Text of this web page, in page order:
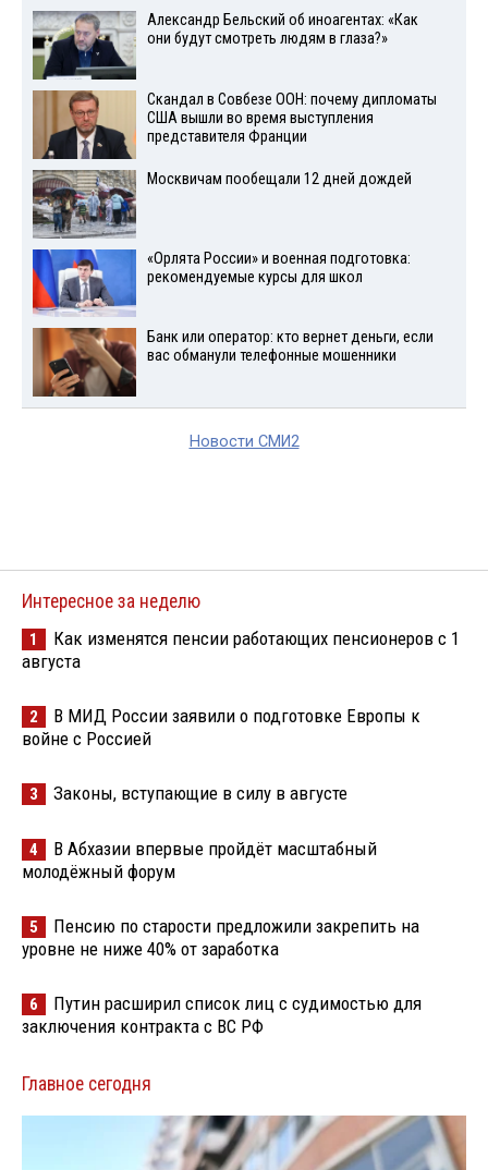
Александр Бельский об иноагентах: «Как
они будут смотреть людям в глаза?»
Скандал в Совбезе ООН: почему дипломаты
США вышли во время выступления
представителя Франции
Москвичам пообещали 12 дней дождей
«Орлята России» и военная подготовка:
рекомендуемые курсы для школ
Банк или оператор: кто вернет деньги, если
вас обманули телефонные мошенники
Новости СМИ2
Интересное за неделю
1
Как изменятся пенсии работающих пенсионеров с 1
августа
2
В МИД России заявили о подготовке Европы к
войне с Россией
3 Законы, вступающие в силу в августе
4
В Абхазии впервые пройдёт масштабный
молодёжный форум
5
Пенсию по старости предложили закрепить на
уровне не ниже 40% от заработка
6
Путин расширил список лиц с судимостью для
заключения контракта с ВС РФ
Главное сегодня